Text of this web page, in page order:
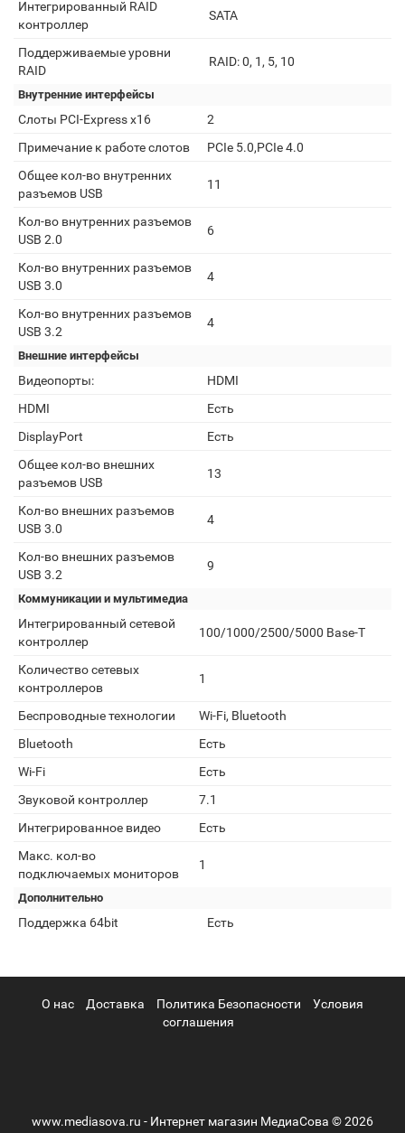
Интегрированный RAID
контроллер
SATA
Поддерживаемые уровни
RAID
RAID: 0, 1, 5, 10
Внутренние интерфейсы
Слоты PCI-Express x16
2
Примечание к работе слотов
PCIe 5.0,PCIe 4.0
Общее кол-во внутренних
разъемов USB
11
Кол-во внутренних разъемов
USB 2.0
6
Кол-во внутренних разъемов
USB 3.0
4
Кол-во внутренних разъемов
USB 3.2
4
Внешние интерфейсы
Видеопорты:
HDMI
HDMI
Есть
DisplayPort
Есть
Общее кол-во внешних
разъемов USB
13
Кол-во внешних разъемов
USB 3.0
4
Кол-во внешних разъемов
USB 3.2
9
Коммуникации и мультимедиа
Интегрированный сетевой
контроллер
100/1000/2500/5000 Base-T
Количество сетевых
контроллеров
1
Беспроводные технологии
Wi-Fi, Bluetooth
Bluetooth
Есть
Wi-Fi
Есть
Звуковой контроллер
7.1
Интегрированное видео
Есть
Макс. кол-во
подключаемых мониторов
1
Дополнительно
Поддержка 64bit Есть
О нас Доставка Политика Безопасности
Условия
соглашения
www.mediasova.ru - Интернет магазин МедиаСова © 2026